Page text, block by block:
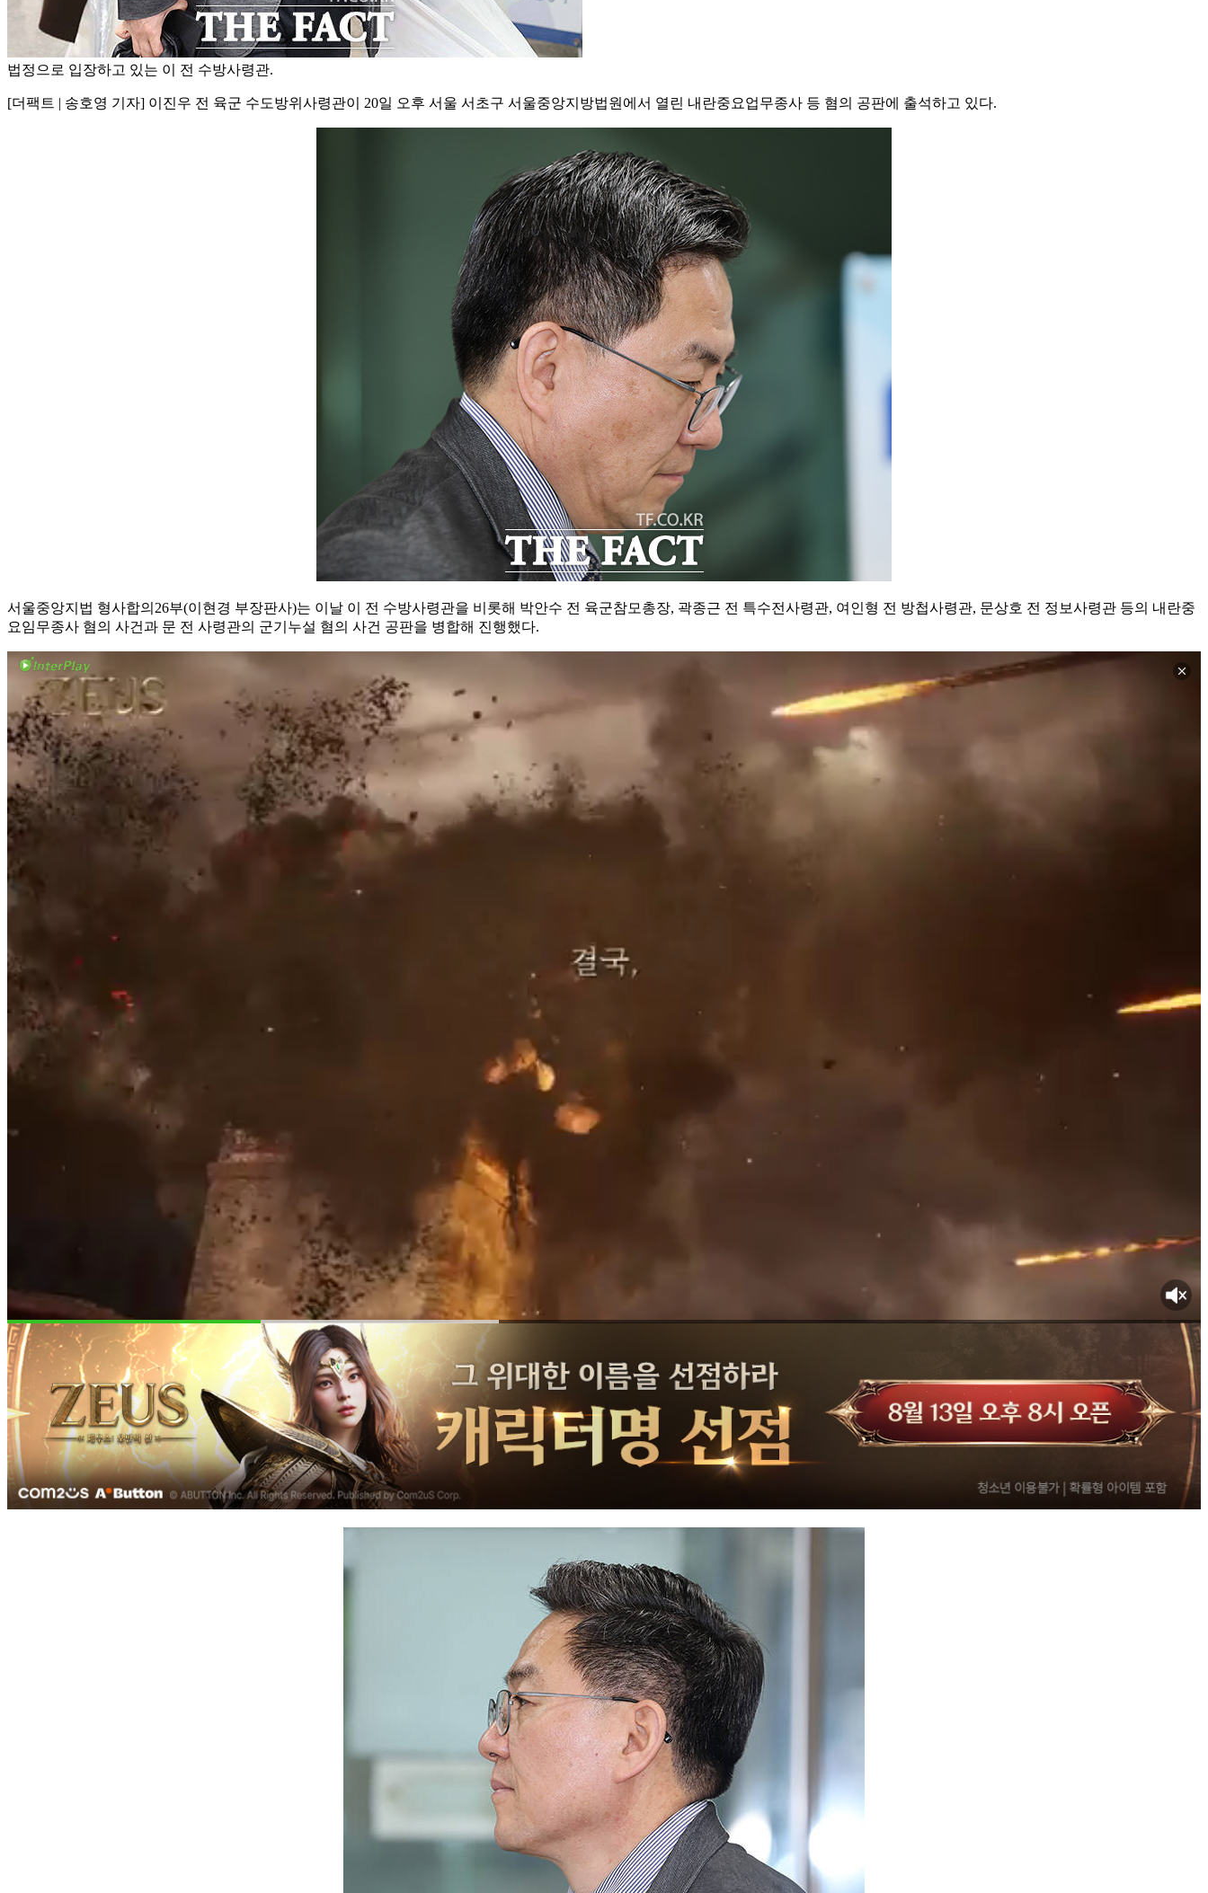
법정으로 입장하고 있는 이 전 수방사령관.
[더팩트 | 송호영 기자] 이진우 전 육군 수도방위사령관이 20일 오후 서울 서초구 서울중앙지방법원에서 열린 내란중요업무종사 등 혐의 공판에 출석하고 있다.
서울중앙지법 형사합의26부(이현경 부장판사)는 이날 이 전 수방사령관을 비롯해 박안수 전 육군참모총장, 곽종근 전 특수전사령관, 여인형 전 방첩사령관, 문상호 전 정보사령관 등의 내란중
요임무종사 혐의 사건과 문 전 사령관의 군기누설 혐의 사건 공판을 병합해 진행했다.